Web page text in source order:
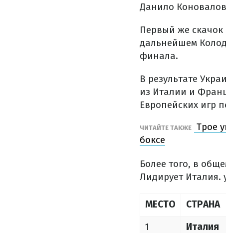
Данило
Первый же скачок
дальнейшем
финала.
В результате
из Италии и
Европейских игр
ЧИТАЙТЕ ТАКЖЕ
Трое
боксе
Более того, в
Лидирует Италия.
МЕСТО СТРАНА
1
Италия